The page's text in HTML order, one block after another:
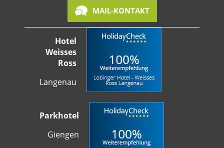
MAIL-KONTAKT
Hotel
Weisses
Ross
Langenau
Parkhotel
Giengen